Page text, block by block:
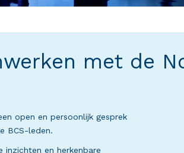
met de
open en persoonlijk gesprek
BCS-leden.
inzichten en herkenbare